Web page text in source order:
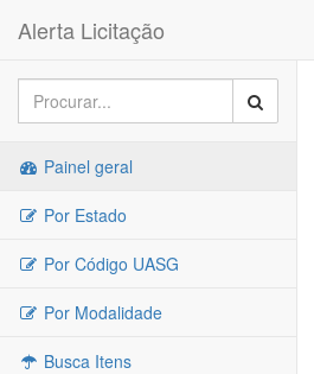
Alerta Licitação
Painel geral
Por Estado
Por Código UASG
Por Modalidade
Busca Itens